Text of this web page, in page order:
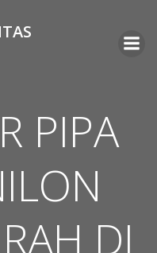
PIPA
DI